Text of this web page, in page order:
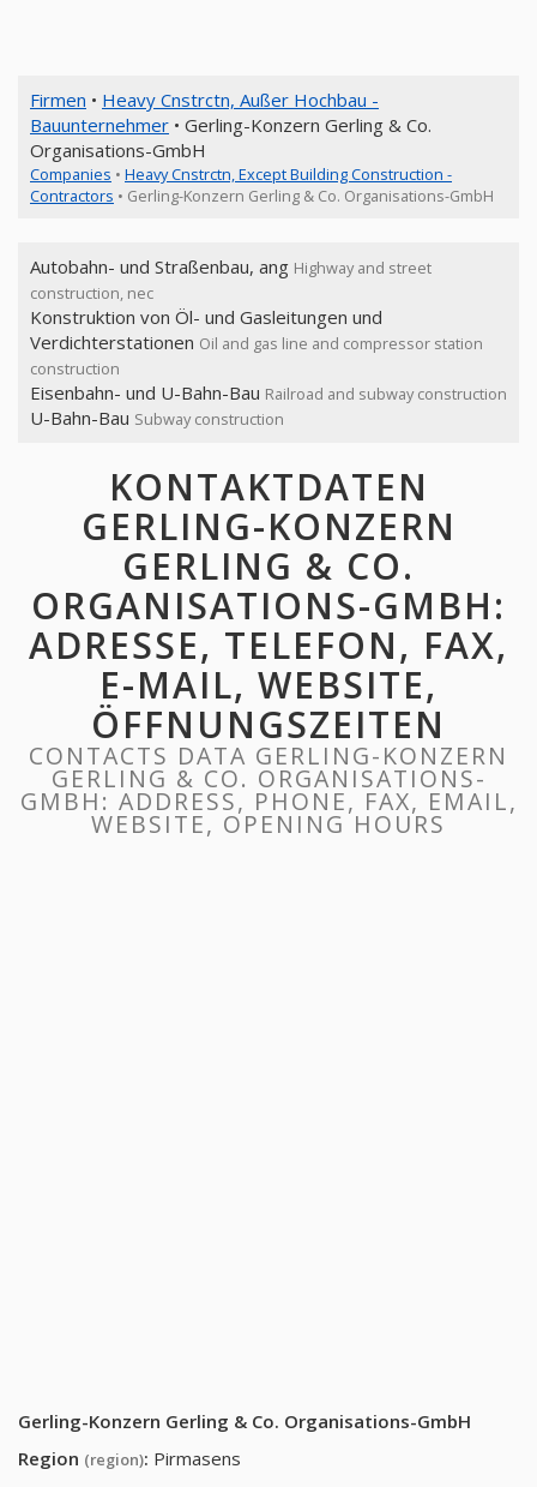
Firmen • Heavy Cnstrctn, Außer Hochbau -
Bauunternehmer • Gerling-Konzern Gerling & Co.
Organisations-GmbH
Companies • Heavy Cnstrctn, Except Building Construction -
Contractors • Gerling-Konzern Gerling & Co. Organisations-GmbH
Autobahn- und Straßenbau, ang Highway and street
construction, nec
Konstruktion von Öl- und Gasleitungen und
Verdichterstationen Oil and gas line and compressor station
construction
Eisenbahn- und U-Bahn-Bau Railroad and subway construction
U-Bahn-Bau Subway construction
KONTAKTDATEN
GERLING-KONZERN
GERLING & CO.
ORGANISATIONS-GMBH:
ADRESSE, TELEFON, FAX,
E-MAIL, WEBSITE,
ÖFFNUNGSZEITEN
CONTACTS DATA GERLING-KONZERN
GERLING & CO. ORGANISATIONS-
GMBH: ADDRESS, PHONE, FAX, EMAIL,
WEBSITE, OPENING HOURS
Gerling-Konzern Gerling & Co. Organisations-GmbH
Region (region): Pirmasens